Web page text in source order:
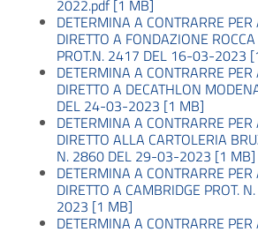
2022.pdf [1 MB]
DETERMINA A CONTRARRE
DIRETTO A FONDAZIONE
PROT.N. 2417 DEL 16-03-2023
DETERMINA A CONTRARRE
DIRETTO A DECATHLON
DEL 24-03-2023 [1 MB]
DETERMINA A CONTRARRE
DIRETTO ALLA CARTOLERIA
N. 2860 DEL 29-03-2023 [1 MB]
DETERMINA A CONTRARRE
DIRETTO A CAMBRIDGE PROT.
2023 [1 MB]
DETERMINA A CONTRARRE